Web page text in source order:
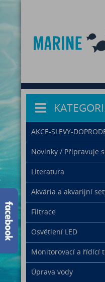
AKCE-SLEVY-
Novinky / Připravuje
Literatura
Akvária a akvarijní
Filtrace
Osvětlení LED
Monitorovací a řídící
Úprava vody